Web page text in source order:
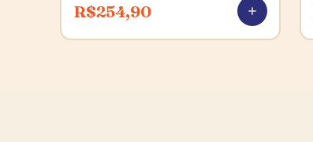
R$254,90